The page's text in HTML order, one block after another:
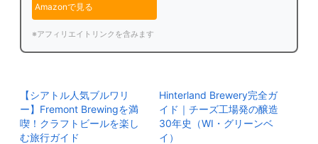
Amazonで見る
※アフィリエイトリンクを含みます
【シアトル人気ブルワリ
ー】Fremont Brewingを満
喫！クラフトビールを楽し
む旅行ガイド
Hinterland Brewery完全ガ
イド｜チーズ工場発の醸造
30年史（WI・グリーンベ
イ）